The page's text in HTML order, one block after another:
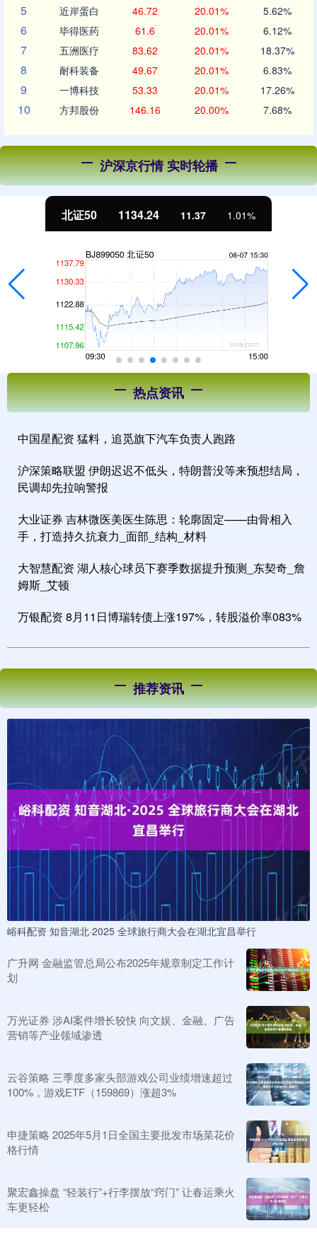
5 近岸蛋白 46.72 20.01% 5.62%
6 毕得医药 61.6 20.01% 6.12%
7 五洲医疗 83.62 20.01% 18.37%
8 耐科装备 49.67 20.01% 6.83%
9 一博科技 53.33 20.01% 17.26%
10 方邦股份 146.16 20.00% 7.68%
沪深京行情 实时轮播
北证50 1134.24 11.37 1.01%
热点资讯
中国星配资 猛料，追觅旗下汽车负责人跑路
沪深策略联盟 伊朗迟迟不低头，特朗普没等来预想结局，
民调却先拉响警报
大业证券 吉林微医美医生陈思：轮廓固定——由骨相入
手，打造持久抗衰力_面部_结构_材料
大智慧配资 湖人核心球员下赛季数据提升预测_东契奇_詹
姆斯_艾顿
万银配资 8月11日博瑞转债上涨197%，转股溢价率083%
推荐资讯
峪科配资 知音湖北·2025 全球旅行商大会在湖北宜昌举行
广升网 金融监管总局公布2025年规章制定工作计
划
万光证券 涉AI案件增长较快 向文娱、金融、广告
营销等产业领域渗透
云谷策略 三季度多家头部游戏公司业绩增速超过
100%，游戏ETF（159869）涨超3%
申捷策略 2025年5月1日全国主要批发市场菜花价
格行情
聚宏鑫操盘 “轻装行”+行李摆放“窍门” 让春运乘火
车更轻松